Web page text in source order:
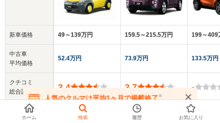
新車価格
中古車
平均価格
クチコミ
総合評価
乗車定員
49～139万円
52.4万円
3.4
159.5～215.5万円
73.9万円
3.7
5人
199～409
133.5万円
-
2人
人気のクルマは平均1ヶ月で掲載終了※
在庫が無くなる前にお問い合わせください
ホーム 検索 履歴 お気に入り